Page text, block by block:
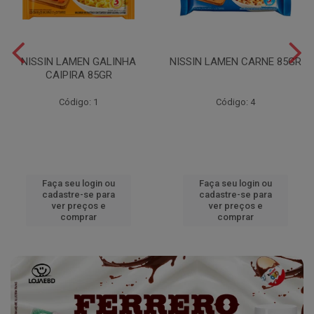
NISSIN LAMEN GALINHA
CAIPIRA 85GR
Código: 1
Faça seu login ou
cadastre-se para
ver preços e
comprar
NISSIN LAMEN CARNE 85GR
Código: 4
Faça seu login ou
cadastre-se para
ver preços e
comprar